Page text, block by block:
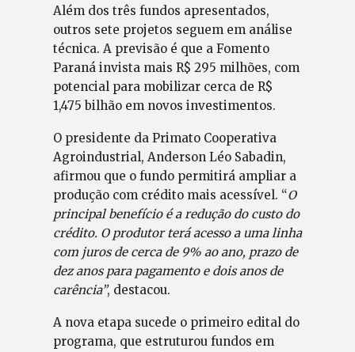
Além dos três fundos apresentados,
outros sete projetos seguem em análise
técnica. A previsão é que a Fomento
Paraná invista mais R$ 295 milhões, com
potencial para mobilizar cerca de R$
1,475 bilhão em novos investimentos.
O presidente da Primato Cooperativa
Agroindustrial, Anderson Léo Sabadin,
afirmou que o fundo permitirá ampliar a
produção com crédito mais acessível. “O
principal benefício é a redução do custo do
crédito. O produtor terá acesso a uma linha
com juros de cerca de 9% ao ano, prazo de
dez anos para pagamento e dois anos de
carência”, destacou.
A nova etapa sucede o primeiro edital do
programa, que estruturou fundos em